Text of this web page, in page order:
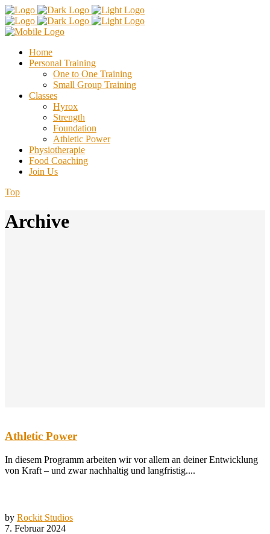
Home
Personal Training
One to One Training
Small Group Training
Classes
Hyrox
Strength
Foundation
Athletic Power
Physiotherapie
Food Coaching
Join Us
Top
Archive
Athletic Power
In diesem Programm arbeiten wir vor allem an deiner Entwicklung
von Kraft – und zwar nachhaltig und langfristig....
by Rockit Studios
7. Februar 2024